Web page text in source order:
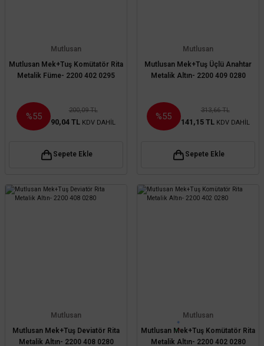
Mutlusan
Mutlusan Mek+Tuş Komütatör Rita
Metalik Füme- 2200 402 0295
%55
200,09 TL
90,04 TL KDV DAHİL
Sepete Ekle
Mutlusan
Mutlusan Mek+Tuş Üçlü Anahtar
Metalik Altın- 2200 409 0280
%55
313,66 TL
141,15 TL KDV DAHİL
Sepete Ekle
Mutlusan
Mutlusan Mek+Tuş Deviatör Rita
Metalik Altın- 2200 408 0280
Mutlusan
Mutlusan Mek+Tuş Komütatör Rita
Metalik Altın- 2200 402 0280